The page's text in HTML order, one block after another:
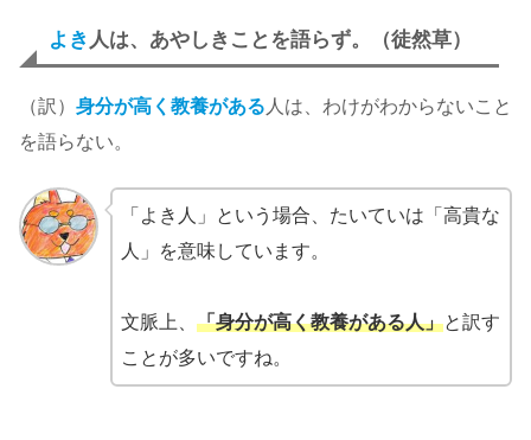
よき 人は、あやしきことを語らず。（徒然草）
（訳） 身分が高く教養がある 人は、わけがわからないこと
を語らない。
「よき人」という場合、たいていは「高貴な
人」を意味しています。
文脈上、 「身分が高く教養がある人」と訳す
ことが多いですね。